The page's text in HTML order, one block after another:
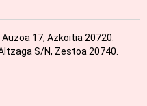
17, Azkoitia 20720.
S/N, Zestoa 20740.